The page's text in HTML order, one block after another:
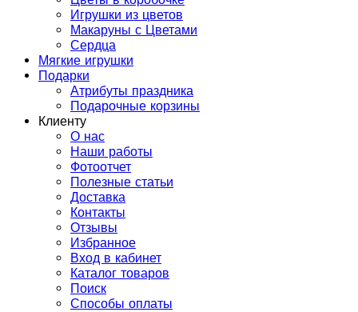
Игрушки из цветов
Макаруны с Цветами
Сердца
Мягкие игрушки
Подарки
Атрибуты праздника
Подарочные корзины
Клиенту
О нас
Наши работы
Фотоотчет
Полезные статьи
Доставка
Контакты
Отзывы
Избранное
Вход в кабинет
Каталог товаров
Поиск
Способы оплаты